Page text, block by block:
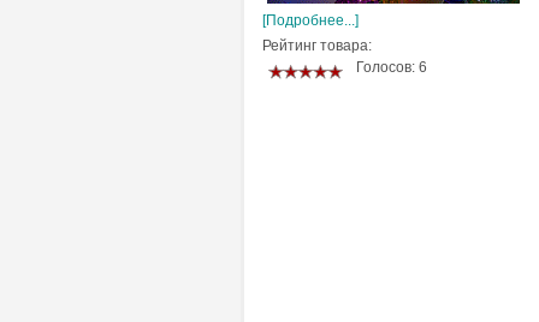
[Подробнее...]
Рейтинг товара:
Голосов: 6